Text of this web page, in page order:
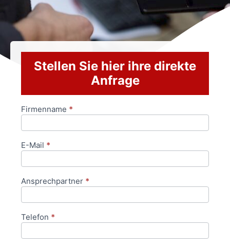
Stellen Sie hier ihre direkte
Anfrage
Anfrageformular
Firmenname *
E-Mail *
Ansprechpartner *
Telefon *